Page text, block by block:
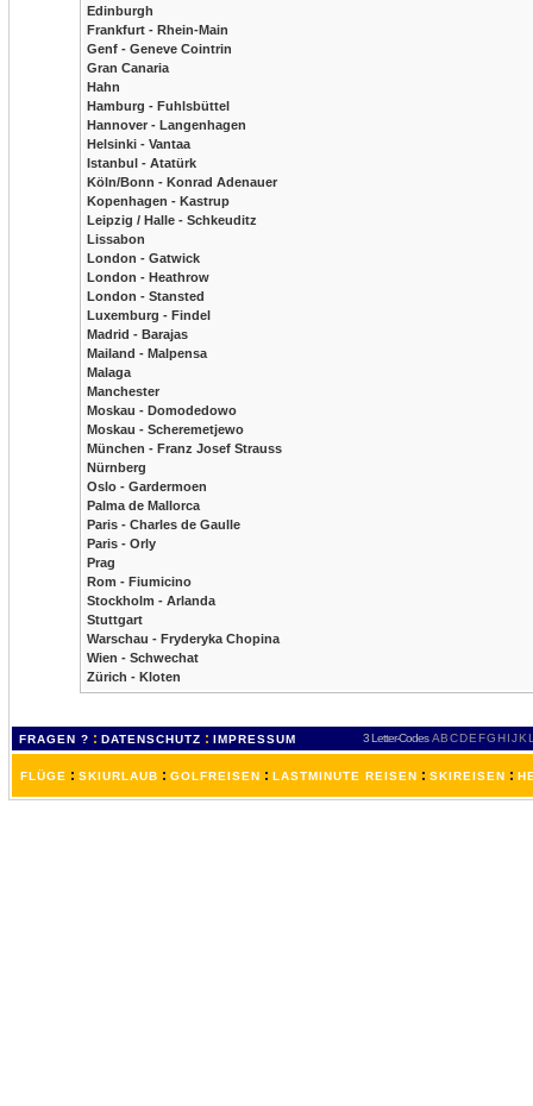
Edinburgh
Frankfurt - Rhein-Main
Genf - Geneve Cointrin
Gran Canaria
Hahn
Hamburg - Fuhlsbüttel
Hannover - Langenhagen
Helsinki - Vantaa
Istanbul - Atatürk
Köln/Bonn - Konrad Adenauer
Kopenhagen - Kastrup
Leipzig / Halle - Schkeuditz
Lissabon
London - Gatwick
London - Heathrow
London - Stansted
Luxemburg - Findel
Madrid - Barajas
Mailand - Malpensa
Malaga
Manchester
Moskau - Domodedowo
Moskau - Scheremetjewo
München - Franz Josef Strauss
Nürnberg
Oslo - Gardermoen
Palma de Mallorca
Paris - Charles de Gaulle
Paris - Orly
Prag
Rom - Fiumicino
Stockholm - Arlanda
Stuttgart
Warschau - Fryderyka Chopina
Wien - Schwechat
Zürich - Kloten
FRAGEN ? : DATENSCHUTZ : IMPRESSUM 3 Letter-Codes ABCDEFGH IJKL
FLÜGE : SKIURLAUB : GOLFREISEN : LASTMINUTE REISEN : SKIREISEN :